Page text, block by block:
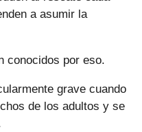
a asumir la
conocidos por eso.
grave cuando
de los adultos y se